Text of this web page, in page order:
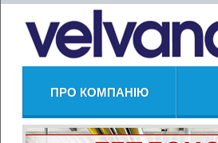
ПРО КОМПАНІЮ